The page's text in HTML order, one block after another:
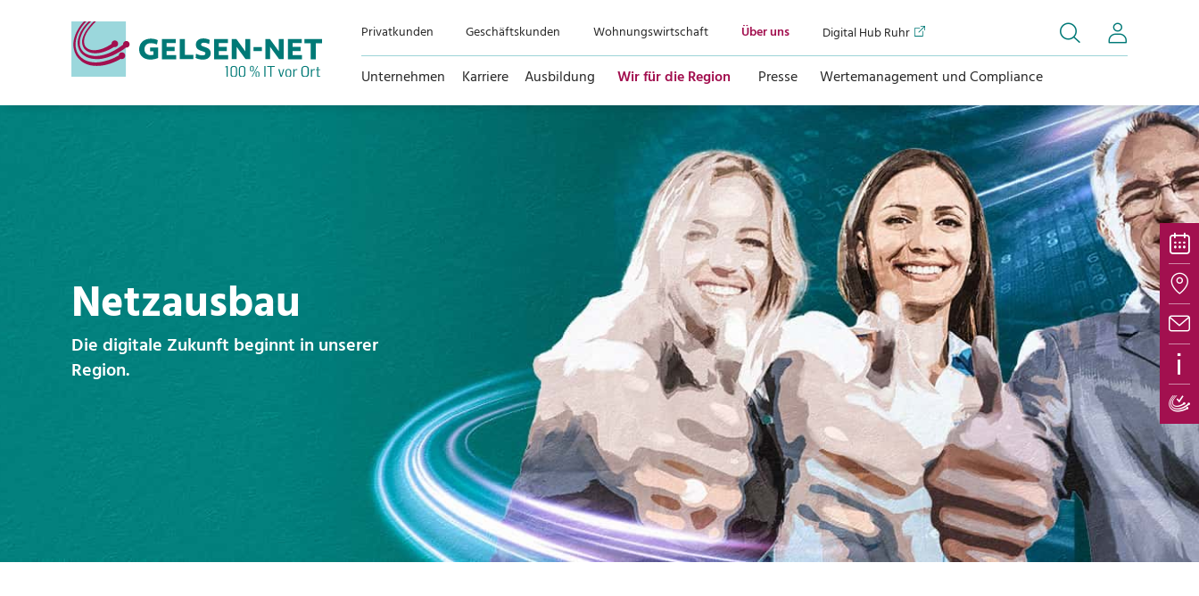
Privatkunden Geschäftskunden Wohnungswirtschaft Über uns Digital Hub Ruhr
Unternehmen Karriere Ausbildung Wir für die Region Presse Wertemanagement und Compliance
Netzausbau
Die digitale Zukunft beginnt in unserer
Region.